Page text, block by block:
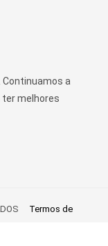
Continuamos a
ter melhores
Termos de